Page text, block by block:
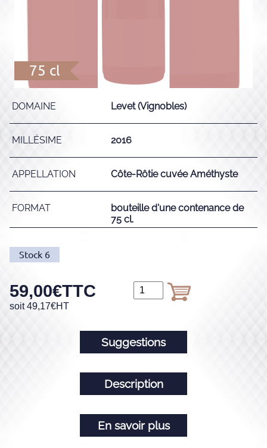
75 cl
DOMAINE Levet (Vignobles)
MILLÉSIME 2016
APPELLATION Côte-Rôtie cuvée Améthyste
FORMAT
bouteille d'une contenance de
75 cl.
Stock 6
59,00€TTC
soit 49,17€HT
Suggestions
Description
En savoir plus